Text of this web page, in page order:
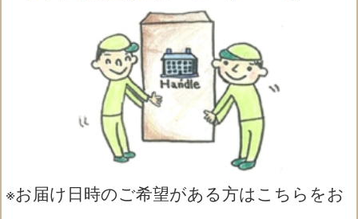
※お届け日時のご希望がある方はこちらをお